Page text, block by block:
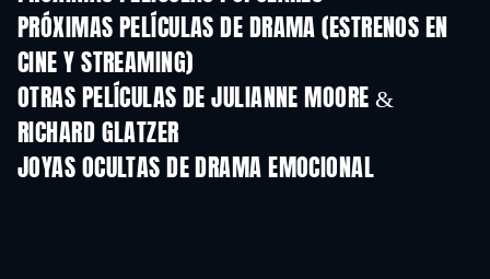
PRÓXIMAS PELÍCULAS DE DRAMA (ESTRENOS EN
CINE Y STREAMING)
OTRAS PELÍCULAS DE JULIANNE MOORE &
RICHARD GLATZER
JOYAS OCULTAS DE DRAMA EMOCIONAL
TV